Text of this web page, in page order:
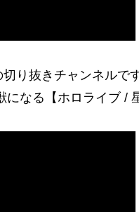
り抜きチャンネルです
なる【ホロライブ /